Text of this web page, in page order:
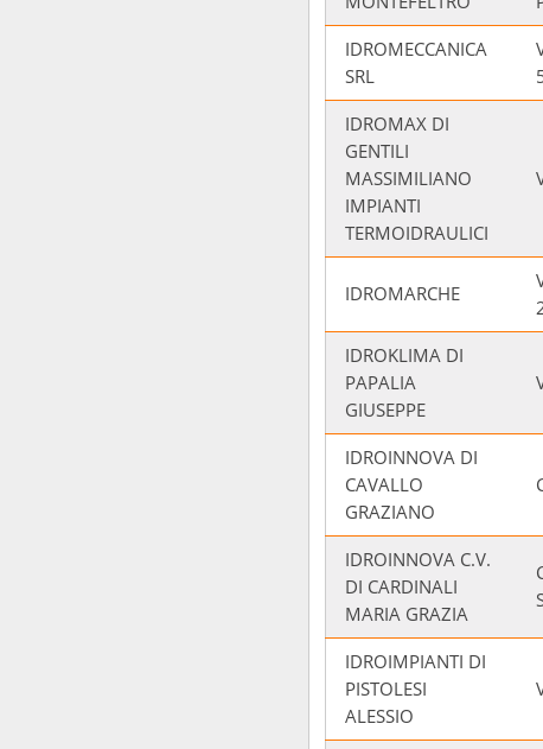
IDROMECCANICA
SRL
IDROMAX DI
GENTILI
MASSIMILIANO
IMPIANTI
TERMOIDRAULICI
IDROMARCHE
IDROKLIMA DI
PAPALIA
GIUSEPPE
IDROINNOVA DI
CAVALLO
GRAZIANO
IDROINNOVA C.V.
DI CARDINALI
MARIA GRAZIA
IDROIMPIANTI DI
PISTOLESI
ALESSIO